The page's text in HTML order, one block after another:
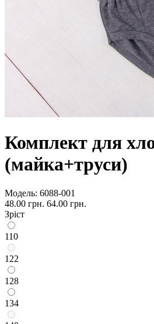
Комплект для
(майка+труси)
Модель: 6088-001
48.00 грн. 64.00 грн.
Зріст
110
122
128
134